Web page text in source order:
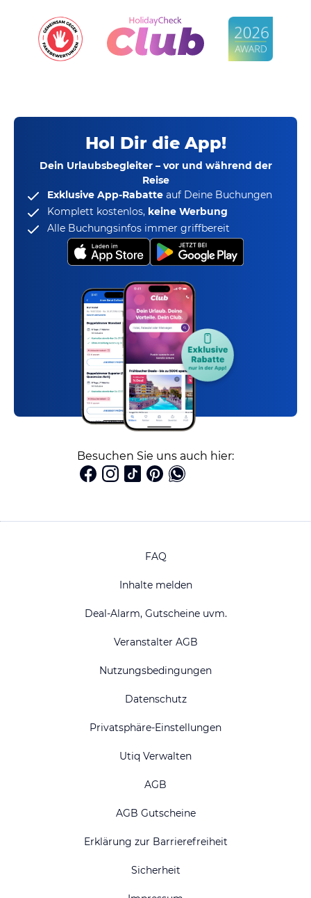
Hol Dir die App!
Dein Urlaubsbegleiter – vor und während der
Reise
Exklusive App-Rabatte auf Deine Buchungen
Komplett kostenlos, keine Werbung
Alle Buchungsinfos immer griffbereit
Besuchen Sie uns auch hier:
FAQ
Inhalte melden
Deal-Alarm, Gutscheine uvm.
Veranstalter AGB
Nutzungsbedingungen
Datenschutz
Privatsphäre-Einstellungen
Utiq Verwalten
AGB
AGB Gutscheine
Erklärung zur Barrierefreiheit
Sicherheit